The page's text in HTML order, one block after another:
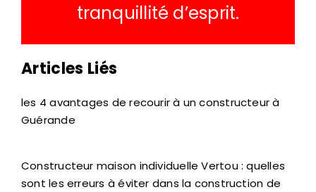
tranquillité d’esprit.
Articles Liés
les 4 avantages de recourir à un constructeur à
Guérande
Constructeur maison individuelle Vertou : quelles
sont les erreurs à éviter dans la construction de